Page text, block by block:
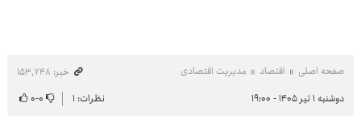
صفحه اصلی اقتصاد مدیریت اقتصادی
خبر: ۱۵۳٬۷۴۸
دوشنبه ۱ تیر ۱۴۰۵ - ۱۹:۰۰
نظرات: ۱ ۰-۰